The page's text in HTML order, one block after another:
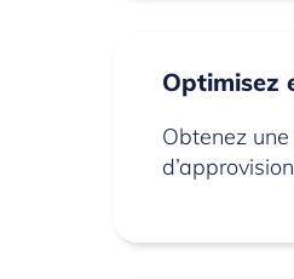
Optimisez
Obtenez